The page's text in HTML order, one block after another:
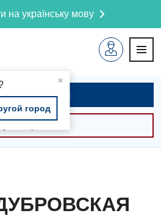
на українську мову
×
город
на приём